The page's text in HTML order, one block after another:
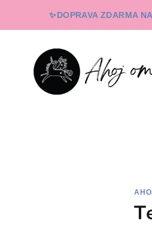
✨DOPRAVA ZDARMA